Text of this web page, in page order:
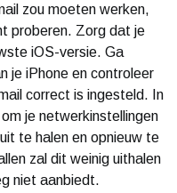
zou moeten werken,
proberen. Zorg dat je
iOS-versie. Ga
je iPhone en controleer
correct is ingesteld. In
je netwerkinstellingen
te halen en opnieuw te
zal dit weinig uithalen
niet aanbiedt.